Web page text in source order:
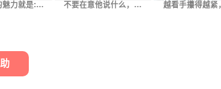
魅力就是:… 不要在意他说什么，… 越看手攥得越